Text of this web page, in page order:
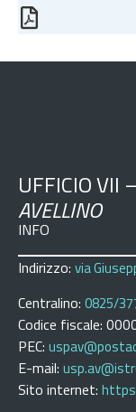
UFFICIO VII
AVELLINO
INFO
Indirizzo: via
Centralino: 0825/
Codice fiscale:
PEC:
E-mail:
Sito internet: